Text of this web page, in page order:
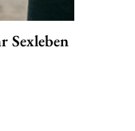
Sexleben